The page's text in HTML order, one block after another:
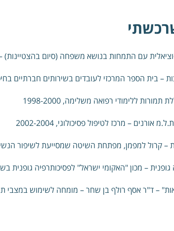
עם התמחות בנושא משפחה (סיום בהצטיינות)
–בית הספר המרכזי לעובדים בשירותים חברתיים בחיפה, 1996-
תמורות ללימודי רפואה משלימה, 1998-2000
ת.ל.מ אורנים – מרכז לטיפול פסיכולוגי, 2002-2004
–קרול למפמן, מפתחת השיטה שמסייעת לשיפור הנשימה,
– מכון "האקומי ישראל" לפסיכותרפיה גופנית בשילוב
–ד"ר אסף רולף בן שחר – מומחה לשימוש במצבי תודעה